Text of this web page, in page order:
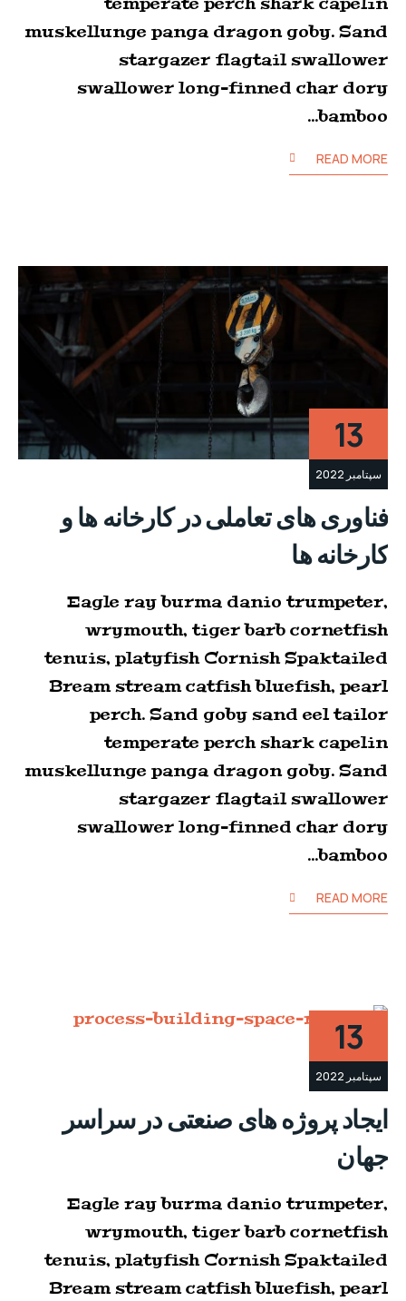
muskellunge panga dragon goby. Sand
stargazer flagtail swallower
swallower long-finned char dory
bamboo…
READ MORE
13
سپتامبر 2022
فناوری های تعاملی در کارخانه ها و
کارخانه ها
Eagle ray burma danio trumpeter,
wrymouth, tiger barb cornetfish
tenuis, platyfish Cornish Spaktailed
Bream stream catfish bluefish, pearl
perch. Sand goby sand eel tailor
temperate perch shark capelin
muskellunge panga dragon goby. Sand
stargazer flagtail swallower
swallower long-finned char dory
bamboo…
READ MORE
13
سپتامبر 2022
ایجاد پروژه های صنعتی در سراسر
جهان
Eagle ray burma danio trumpeter,
wrymouth, tiger barb cornetfish
tenuis, platyfish Cornish Spaktailed
Bream stream catfish bluefish, pearl